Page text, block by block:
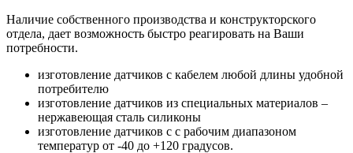
Наличие собственного производства и конструкторского
отдела, дает возможность быстро реагировать на Ваши
потребности.
изготовление датчиков с кабелем любой длины удобной
потребителю
изготовление датчиков из специальных материалов –
нержавеющая сталь силиконы
изготовление датчиков с с рабочим диапазоном
температур от -40 до +120 градусов.